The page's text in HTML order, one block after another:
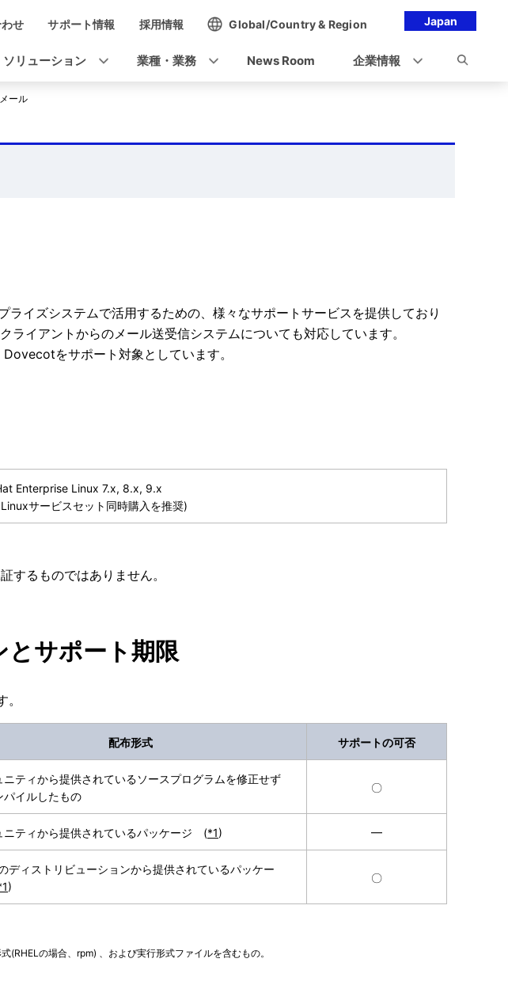
Japan
せ サポート情報 採用情報 Global/Country & Region
ソリューション 業種・業務 News Room 企業情報
メール
ライズシステムで活用するための、様々なサポートサービスを提供しており
ライアントからのメール送受信システムについても対応しています。
をサポート対象としています。
Enterprise Linux 7.x, 8.x, 9.x
サービスセット同時購入を推奨)
するものではありません。
サポート期限
配布形式 サポートの可否
ニティから提供されているソースプログラムを修正せず
パイルしたもの
〇
ニティから提供されているパッケージ (*1) ━
ディストリビューションから提供されているパッケー
)
〇
(RHELの場合、rpm) 、および実行形式ファイルを含むもの。